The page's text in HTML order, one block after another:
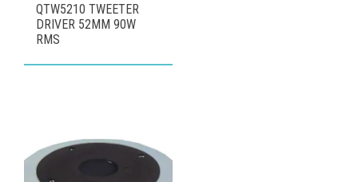
QTW5210 TWEETER
DRIVER 52MM 90W
RMS